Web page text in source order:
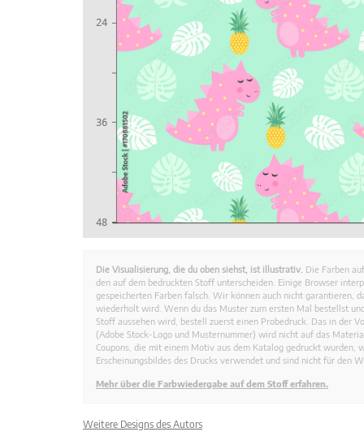
Die Visualisierung, die du oben siehst, ist illustrativ. Die Farben
den auf dem bedruckten Stoff unterscheiden. Einige Browser
gespeicherten Farben falsch. Wir können auch nicht garantieren,
wiederholt wird. Wenn du das Muster zum ersten Mal bestellst
Stoff aussehen wird, bestell zuerst einen Probedruck. Das in der
(Adobe Stock-Logo und Musternummer) wird nicht auf das
Coupons, die mit einem Motiv aus dem Katalog gedruckt wurden,
Erscheinungsbildes des Drucks verwendet und sind nicht für den
Mehr über die Farbwiedergabe auf dem Stoff erfahren.
Weitere Designs des Autors